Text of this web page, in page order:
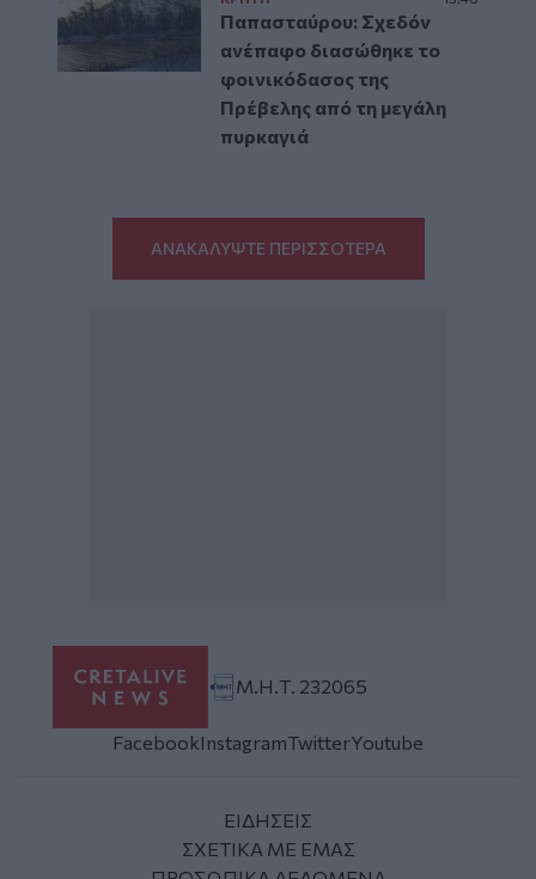
Παπασταύρου: Σχεδόν
ανέπαφο διασώθηκε το
φοινικόδασος της
Πρέβελης από τη μεγάλη
πυρκαγιά
ΑΝΑΚΑΛΥΨΤΕ ΠΕΡΙΣΣΟΤΕΡΑ
Μ.Η.Τ. 232065
FacebookInstagramTwitterYoutube
ΕΙΔΗΣΕΙΣ
ΣΧΕΤΙΚΑ ΜΕ ΕΜΑΣ